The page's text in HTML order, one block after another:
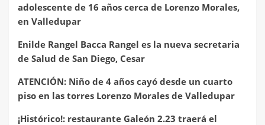
adolescente de 16 años cerca de Lorenzo Morales,
en Valledupar
Enilde Rangel Bacca Rangel es la nueva secretaria
de Salud de San Diego, Cesar
ATENCIÓN: Niño de 4 años cayó desde un cuarto
piso en las torres Lorenzo Morales de Valledupar
¡Histórico!: restaurante Galeón 2.23 traerá el